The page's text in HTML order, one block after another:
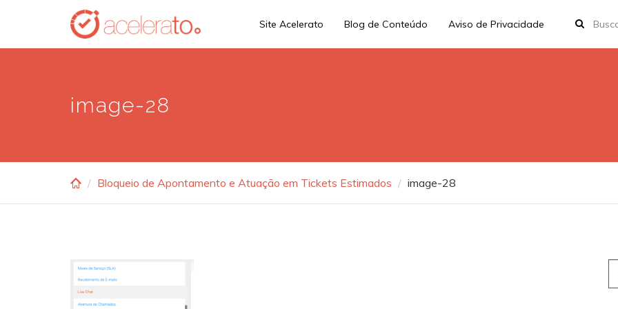
main
Site Acelerato Blog de Conteúdo Aviso de Privacidade
image-28
Bloqueio de Apontamento e Atuação em Tickets Estimados image-28